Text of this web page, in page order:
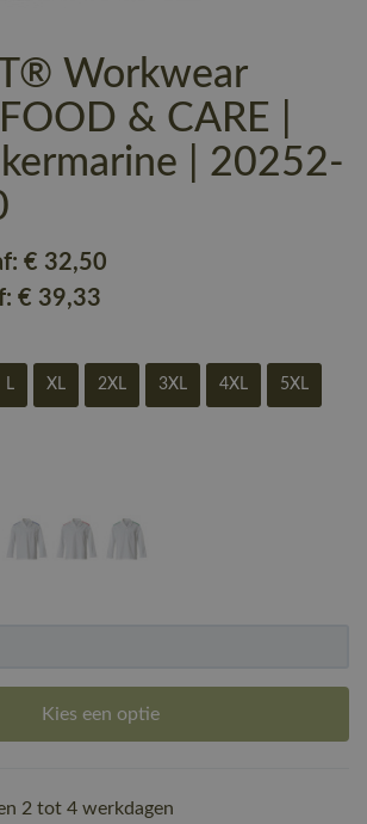
Workwear
& CARE |
| 20252-
€ 32,50
€ 39,33
L XL 2XL 3XL 4XL 5XL
Kies een optie
2 tot 4 werkdagen